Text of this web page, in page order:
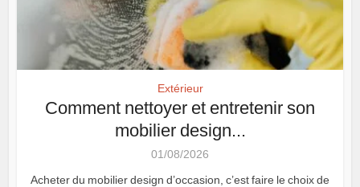
Extérieur
Comment nettoyer et entretenir son
mobilier design...
01/08/2026
Acheter du mobilier design d’occasion, c’est faire le choix de